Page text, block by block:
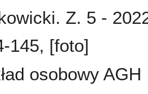
Z. 5 -
145, [foto]
osobowy